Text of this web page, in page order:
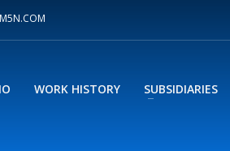
WORK HISTORY SUBSIDIARIES